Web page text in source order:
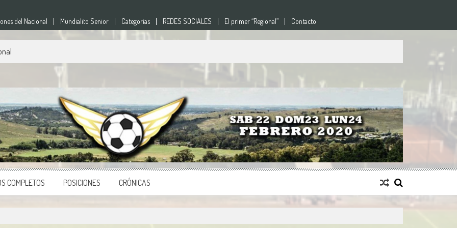
del Nacional Mundialito Senior Categorías REDES SOCIALES El primer “Regional” Contacto
del país.
COMPLETOS POSICIONES CRÓNICAS